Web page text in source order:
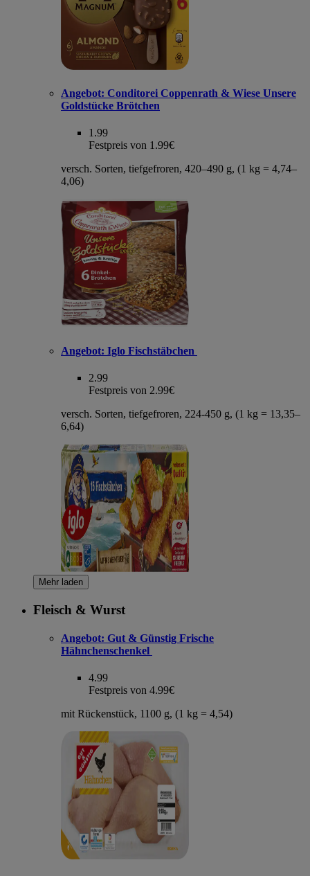
Angebot: Conditorei Coppenrath & Wiese Unsere
Goldstücke Brötchen
1.99
Festpreis von 1.99€
versch. Sorten, tiefgefroren, 420–490 g, (1 kg = 4,74–
4,06)
Angebot: Iglo Fischstäbchen
2.99
Festpreis von 2.99€
versch. Sorten, tiefgefroren, 224-450 g, (1 kg = 13,35–
6,64)
Mehr laden
Fleisch & Wurst
Angebot: Gut & Günstig Frische
Hähnchenschenkel
4.99
Festpreis von 4.99€
mit Rückenstück, 1100 g, (1 kg = 4,54)